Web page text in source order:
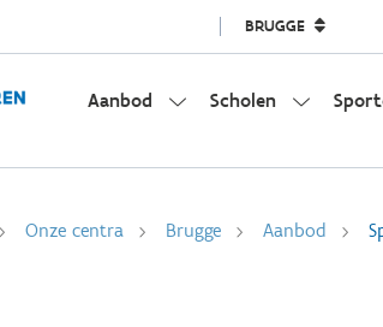
BRUGGE
Aanbod Scholen
Onze centra Brugge Aanbod